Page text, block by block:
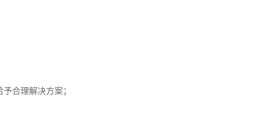
合理解决方案；